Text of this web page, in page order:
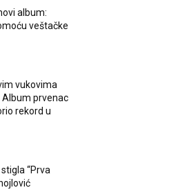
album:
veštačke
vukovima
prvenac
rekord u
“Prva